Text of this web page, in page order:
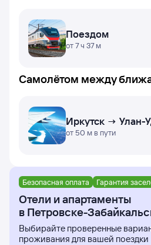
Поездом
от 7 ч 37 м
Самолётом между
Иркутск → Улан-
от 50 м в пути
Безопасная оплата Гарантия
Отели и апартаменты
в Петровске-
Выбирайте проверенные
проживания для вашей поездки